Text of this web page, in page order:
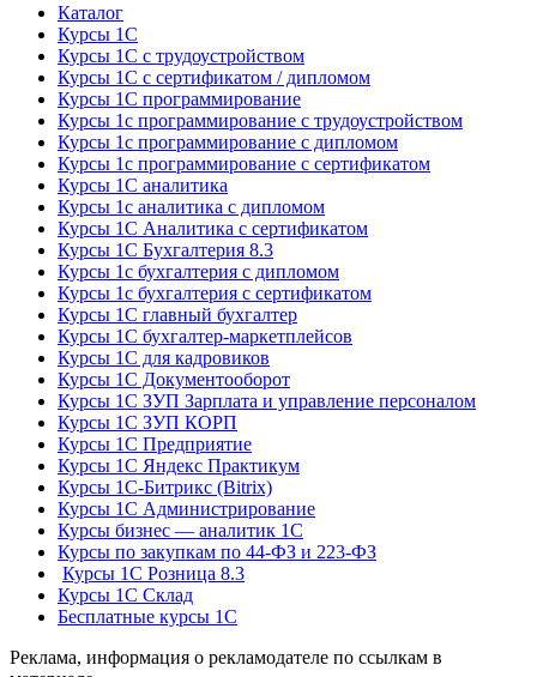
Каталог
Курсы 1С
Курсы 1С с трудоустройством
Курсы 1С с сертификатом / дипломом
Курсы 1С программирование
Курсы 1с программирование с трудоустройством
Курсы 1с программирование с дипломом
Курсы 1с программирование с сертификатом
Курсы 1С аналитика
Курсы 1с аналитика с дипломом
Курсы 1С Аналитика с сертификатом
Курсы 1С Бухгалтерия 8.3
Курсы 1с бухгалтерия с дипломом
Курсы 1с бухгалтерия с сертификатом
Курсы 1С главный бухгалтер
Курсы 1С бухгалтер-маркетплейсов
Курсы 1С для кадровиков
Курсы 1С Документооборот
Курсы 1С ЗУП Зарплата и управление персоналом
Курсы 1С ЗУП КОРП
Курсы 1С Предприятие
Курсы 1С Яндекс Практикум
Курсы 1С-Битрикс (Bitrix)
Курсы 1С Администрирование
Курсы бизнес — аналитик 1С
Курсы по закупкам по 44‑ФЗ и 223‑ФЗ
Курсы 1С Розница 8.3
Курсы 1С Склад
Бесплатные курсы 1С
Реклама, информация о рекламодателе по ссылкам в